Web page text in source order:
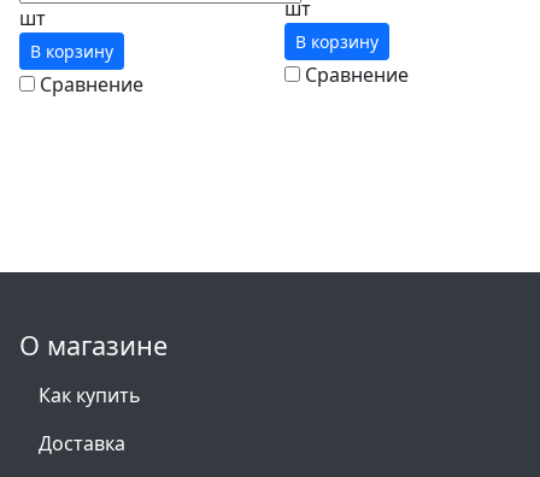
шт
В корзину
Сравнение
шт
В корзину
Сравнение
О магазине
Как купить
Доставка